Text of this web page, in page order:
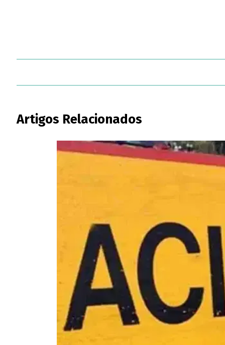
Artigos Relacionados